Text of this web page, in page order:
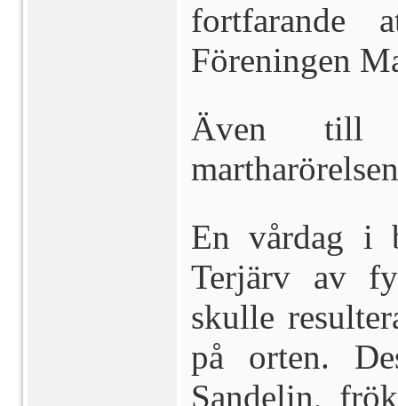
Föreningen
Även till
En vårdag i
Terjärv av
skulle
på orten.
Sandelin,